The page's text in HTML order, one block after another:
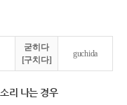
굳히다
[구치다]
guchida
리 나는 경우